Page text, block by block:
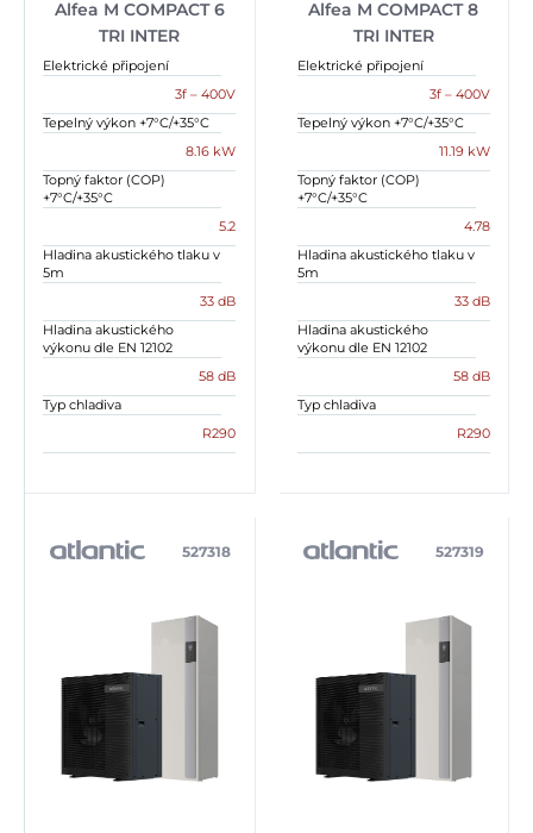
Alfea M COMPACT 6
TRI INTER
Elektrické připojení
3f – 400V
Tepelný výkon +7°C/+35°C
8.16 kW
Topný faktor (COP)
+7°C/+35°C
5.2
Hladina akustického tlaku v
5m
33 dB
Hladina akustického
výkonu dle EN 12102
58 dB
Typ chladiva
R290
Alfea M COMPACT 8
TRI INTER
Elektrické připojení
3f – 400V
Tepelný výkon +7°C/+35°C
11.19 kW
Topný faktor (COP)
+7°C/+35°C
4.78
Hladina akustického tlaku v
5m
33 dB
Hladina akustického
výkonu dle EN 12102
58 dB
Typ chladiva
R290
527318 527319